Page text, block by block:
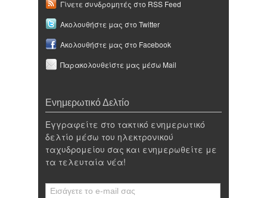
Γίνετε συνδρομητές στο RSS Feed
Ακολουθήστε μας στο Twitter
Ακολουθήστε μας στο Facebook
Παρακολουθείστε μας μέσω Mail
Ενημερωτικό Δελτίο
Εγγραφείτε στο τακτικό ενημερωτικό
δελτίο μέσω του ηλεκτρονικού
ταχυδρομείου σας και ενημερωθείτε με
τα τελευταία νέα!